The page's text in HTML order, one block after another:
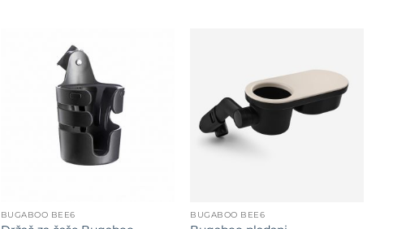
BUGABOO BEE6
Dodajte
na listu
želja
BUGABOO BEE6